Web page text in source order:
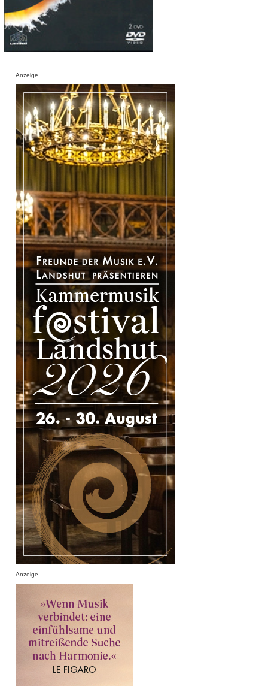
Anzeige
Anzeige